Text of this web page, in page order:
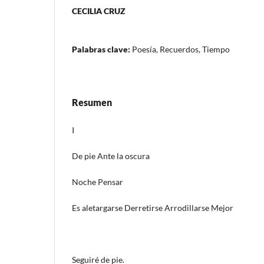
CECILIA CRUZ
Palabras clave: Poesía, Recuerdos, Tiempo
Resumen
I
De pie Ante la oscura
Noche Pensar
Es aletargarse Derretirse Arrodillarse Mejor
Seguiré de pie.